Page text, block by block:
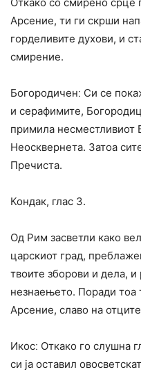
Арсение, ти ги скрши
горделивите духови, и
смирение.
Богородиченː Си се
и серафимите,
примила несместливиот
Неосквернета. Затоа
Пречиста.
Кондак, глас 3.
Од Рим засветли како
царскиот град,
твоите зборови и дела, и
незнаењето. Поради тоа
Арсение, славо на
Икосː Откако го слушна
си ја оставил